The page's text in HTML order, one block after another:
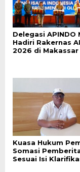
Delegasi APINDO
Hadiri Rakernas
2026 di Makassar
Kuasa Hukum
Somasi
Sesuai Isi